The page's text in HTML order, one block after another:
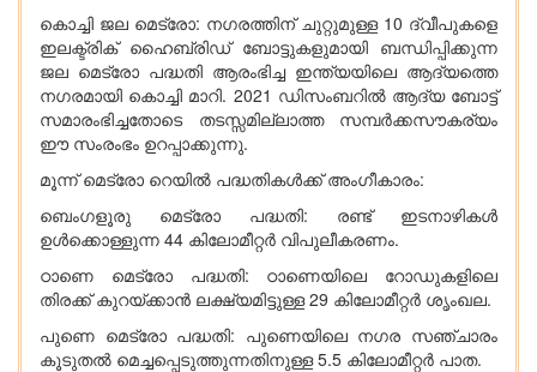
കൊച്ചി ജല മെട്രോ: നഗരത്തിന് ചുറ്റുമുള്ള 10 ദ്വീപുകളെ
ഇലക്ട്രിക് ഹൈബ്രിഡ് ബോട്ടുകളുമായി ബന്ധിപ്പിക്കുന്ന
ജല മെട്രോ പദ്ധതി ആരംഭിച്ച ഇന്ത്യയിലെ ആദ്യത്തെ
നഗരമായി കൊച്ചി മാറി. 2021 ഡിസംബറിൽ ആദ്യ ബോട്ട്
സമാരംഭിച്ചതോടെ തടസ്സമില്ലാത്ത സമ്പർക്കസൗകര്യം
ഈ സംരംഭം ഉറപ്പാക്കുന്നു.
മൂന്ന് മെട്രോ റെയിൽ പദ്ധതികൾക്ക് അംഗീകാരം:
ബെംഗളൂരു മെട്രോ പദ്ധതി: രണ്ട് ഇടനാഴികൾ
ഉൾക്കൊള്ളുന്ന 44 കിലോമീറ്റർ വിപുലീകരണം.
ഠാണെ മെട്രോ പദ്ധതി: ഠാണെയിലെ റോഡുകളിലെ
തിരക്ക് കുറയ്ക്കാൻ ലക്ഷ്യമിട്ടുള്ള 29 കിലോമീറ്റർ ശൃംഖല.
പുണെ മെട്രോ പദ്ധതി: പുണെയിലെ നഗര സഞ്ചാരം
കൂടുതൽ മെച്ചപ്പെടുത്തുന്നതിനുള്ള 5.5 കിലോമീറ്റർ പാത.